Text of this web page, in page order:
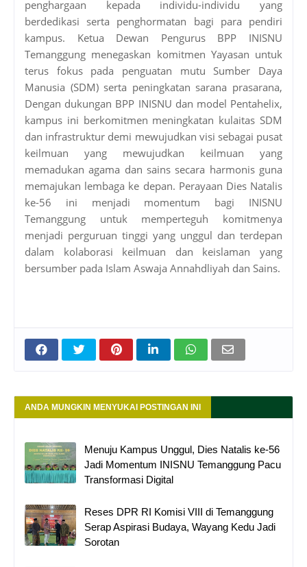
penghargaan kepada individu-individu yang
berdedikasi serta penghormatan bagi para pendiri
kampus. Ketua Dewan Pengurus BPP INISNU
Temanggung menegaskan komitmen Yayasan untuk
terus fokus pada penguatan mutu Sumber Daya
Manusia (SDM) serta peningkatan sarana prasarana,
Dengan dukungan BPP INISNU dan model Pentahelix,
kampus ini berkomitmen meningkatan kulaitas SDM
dan infrastruktur demi mewujudkan visi sebagai pusat
keilmuan yang mewujudkan keilmuan yang
memadukan agama dan sains secara harmonis guna
memajukan lembaga ke depan. Perayaan Dies Natalis
ke-56 ini menjadi momentum bagi INISNU
Temanggung untuk memperteguh komitmenya
menjadi perguruan tinggi yang unggul dan terdepan
dalam kolaborasi keilmuan dan keislaman yang
bersumber pada Islam Aswaja Annahdliyah dan Sains.
ANDA MUNGKIN MENYUKAI POSTINGAN INI
Menuju Kampus Unggul, Dies Natalis ke-56
Jadi Momentum INISNU Temanggung Pacu
Transformasi Digital
Reses DPR RI Komisi VIII di Temanggung
Serap Aspirasi Budaya, Wayang Kedu Jadi
Sorotan